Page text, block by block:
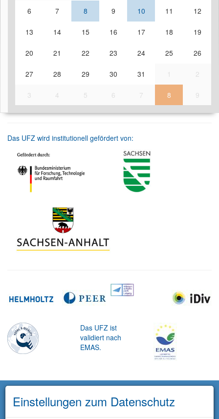
6 7 8 9 10 11 12
13 14 15 16 17 18 19
20 21 22 23 24 25 26
27 28 29 30 31 1 2
3 4 5 6 7 8 9
Das UFZ wird institutionell gefördert von:
Das UFZ ist
validiert nach
EMAS.
Einstellungen zum Datenschutz